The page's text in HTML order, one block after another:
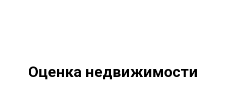
Оценка недвижимости